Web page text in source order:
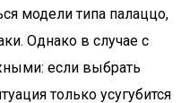
модели типа палаццо,
Однако в случае с
если выбрать
только усугубится